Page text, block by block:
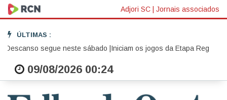
Adjori SC | Jornais associados
ÚLTIMAS :
segue neste sábado |Iniciam os jogos da Etapa Regional
09/08/2026 00:24